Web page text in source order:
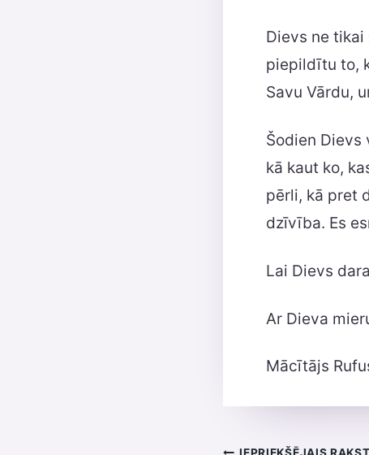
Dievs ne tikai
piepildītu to,
Savu Vārdu,
Šodien Dievs
kā kaut ko,
pērli, kā pret
dzīvība. Es
Lai Dievs
Ar Dieva
Mācītājs